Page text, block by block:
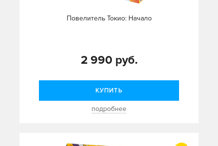
Повелитель Токио: Начало
2 990 руб.
КУПИТЬ
подробнее